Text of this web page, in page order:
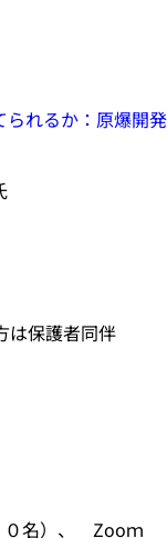
れるか：原爆開発
は保護者同伴
０名）、 Zooｍ